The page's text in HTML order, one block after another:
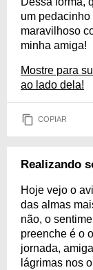
um
maravilhoso
minha amiga!
Mostre para
ao lado dela!
COPIAR
Realizando
Hoje vejo o
das almas
não, o
preenche é o
jornada,
lágrimas nos